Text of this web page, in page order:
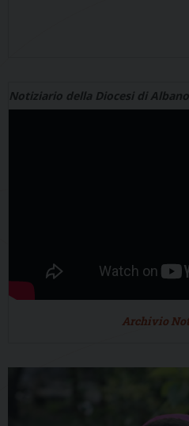
Notiziario della Diocesi di
Archivio